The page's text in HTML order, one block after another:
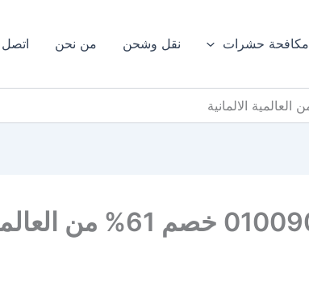
مكافحة حشرات نقل وشحن من نحن اتصل